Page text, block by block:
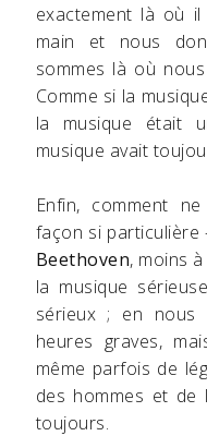
exactement là où
main et nous
sommes là où
Comme si la
la musique était
musique avait
Enfin, comment
façon si
Beethoven, moins
la musique
sérieux ; en
heures graves,
même parfois de
des hommes et de
toujours.